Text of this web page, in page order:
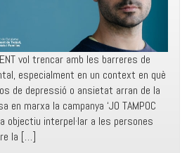
vol trencar amb les barreres de
especialment en un context en què
de depressió o ansietat arran de la
en marxa la campanya ‘JO TAMPOC
objectiu interpel·lar a les persones
la […]